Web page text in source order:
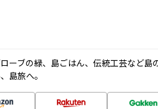
ーブの緑、島ごはん、伝統工芸など島
島旅へ。